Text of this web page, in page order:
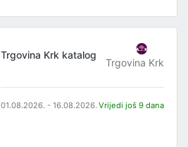
Trgovina Krk katalog
Trgovina Krk
01.08.2026. - 16.08.2026. Vrijedi još 9 dana